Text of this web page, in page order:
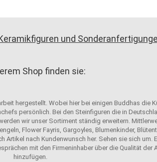
und
Shop finden sie:
hergestellt. Wobei hier bei einigen Buddhas die
persönlich. Bei den Steinfiguren die in
wir unser Sortiment ständig erweitern.
Flower Fayris, Gargoyles, Blumenkinder,
nach Kundenwunsch her. Sehen sie sich
mit den Firmeninhaber über die Qualität
hinzufügen.